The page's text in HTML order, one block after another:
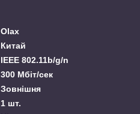
Olax
Китай
IEEE 802.11b/g/n
300 Мбіт/сек
Зовнішня
1 шт.